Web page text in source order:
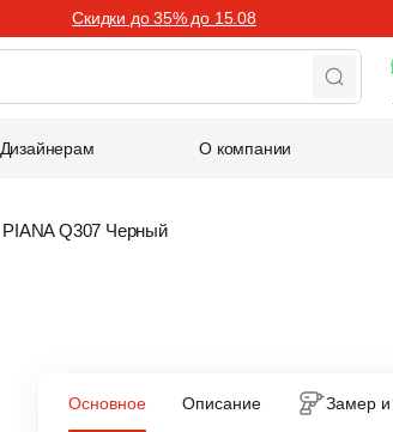
Скидки до 35% до 15.08
Дизайнерам О компании
PIANA Q307 Черный
Основное Описание Замер и